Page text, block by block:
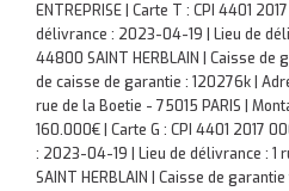
ENTREPRISE | Carte T : CPI 4401
délivrance : 2023-04-19 | Lieu de
44800 SAINT HERBLAIN | Caisse de
de caisse de garantie : 120276k |
rue de la Boetie - 75015 PARIS |
160.000€ | Carte G : CPI 4401 2017
: 2023-04-19 | Lieu de délivrance : 1
SAINT HERBLAIN | Caisse de